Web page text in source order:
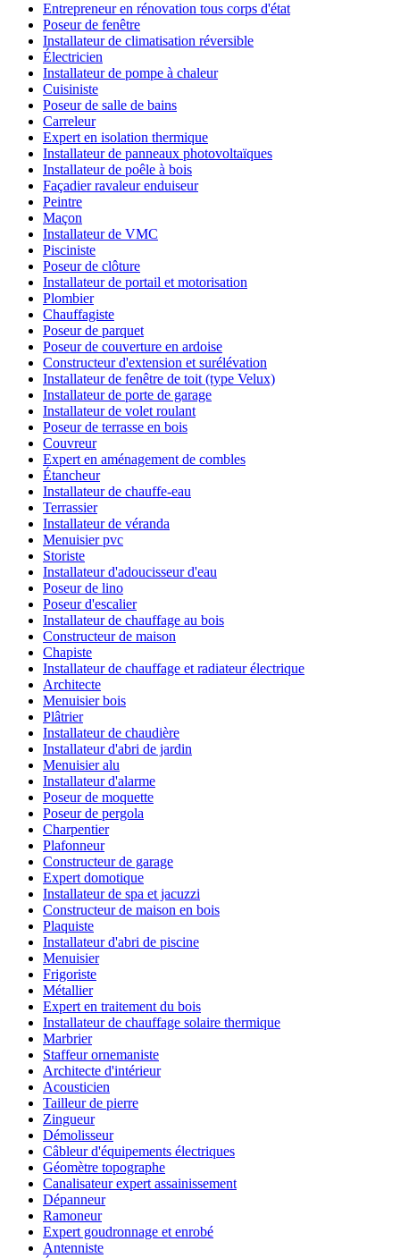
Entrepreneur en rénovation tous corps d'état
Poseur de fenêtre
Installateur de climatisation réversible
Électricien
Installateur de pompe à chaleur
Cuisiniste
Poseur de salle de bains
Carreleur
Expert en isolation thermique
Installateur de panneaux photovoltaïques
Installateur de poêle à bois
Façadier ravaleur enduiseur
Peintre
Maçon
Installateur de VMC
Pisciniste
Poseur de clôture
Installateur de portail et motorisation
Plombier
Chauffagiste
Poseur de parquet
Poseur de couverture en ardoise
Constructeur d'extension et surélévation
Installateur de fenêtre de toit (type Velux)
Installateur de porte de garage
Installateur de volet roulant
Poseur de terrasse en bois
Couvreur
Expert en aménagement de combles
Étancheur
Installateur de chauffe-eau
Terrassier
Installateur de véranda
Menuisier pvc
Storiste
Installateur d'adoucisseur d'eau
Poseur de lino
Poseur d'escalier
Installateur de chauffage au bois
Constructeur de maison
Chapiste
Installateur de chauffage et radiateur électrique
Architecte
Menuisier bois
Plâtrier
Installateur de chaudière
Installateur d'abri de jardin
Menuisier alu
Installateur d'alarme
Poseur de moquette
Poseur de pergola
Charpentier
Plafonneur
Constructeur de garage
Expert domotique
Installateur de spa et jacuzzi
Constructeur de maison en bois
Plaquiste
Installateur d'abri de piscine
Menuisier
Frigoriste
Métallier
Expert en traitement du bois
Installateur de chauffage solaire thermique
Marbrier
Staffeur ornemaniste
Architecte d'intérieur
Acousticien
Tailleur de pierre
Zingueur
Démolisseur
Câbleur d'équipements électriques
Géomètre topographe
Canalisateur expert assainissement
Dépanneur
Ramoneur
Expert goudronnage et enrobé
Antenniste